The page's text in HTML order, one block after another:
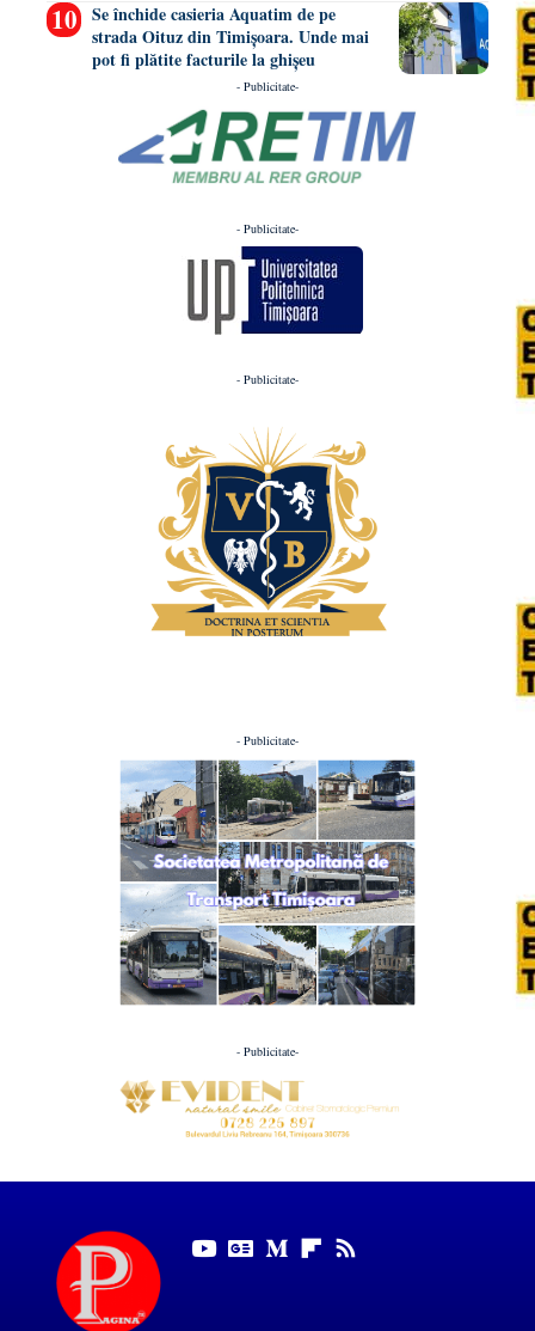
Se închide casieria Aquatim de pe
strada Oituz din Timișoara. Unde mai
pot fi plătite facturile la ghișeu
- Publicitate-
- Publicitate-
- Publicitate-
- Publicitate-
- Publicitate-